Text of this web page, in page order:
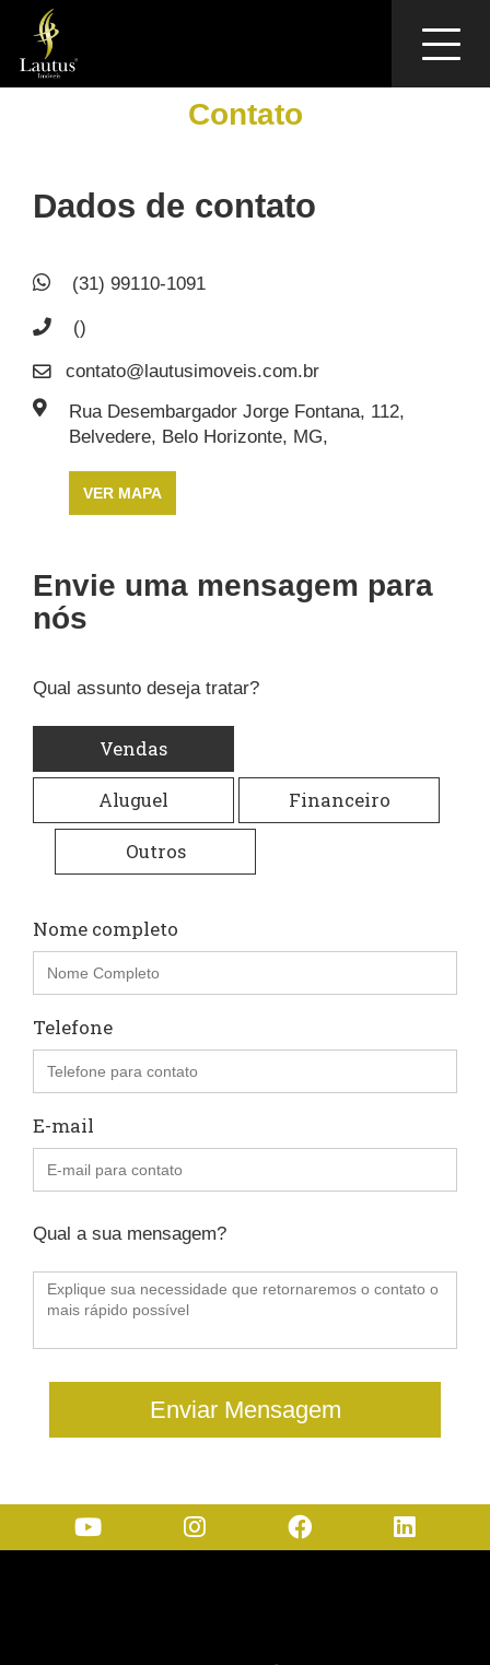
Toggle
Contato
Dados de contato
(31) 99110-1091
()
contato@lautusimoveis.com.br
Rua Desembargador Jorge Fontana, 112,
Belvedere, Belo Horizonte, MG,
VER MAPA
Envie uma mensagem para
nós
Qual assunto deseja tratar?
Vendas
Aluguel Financeiro
Outros
Nome completo
Telefone
E-mail
Qual a sua mensagem?